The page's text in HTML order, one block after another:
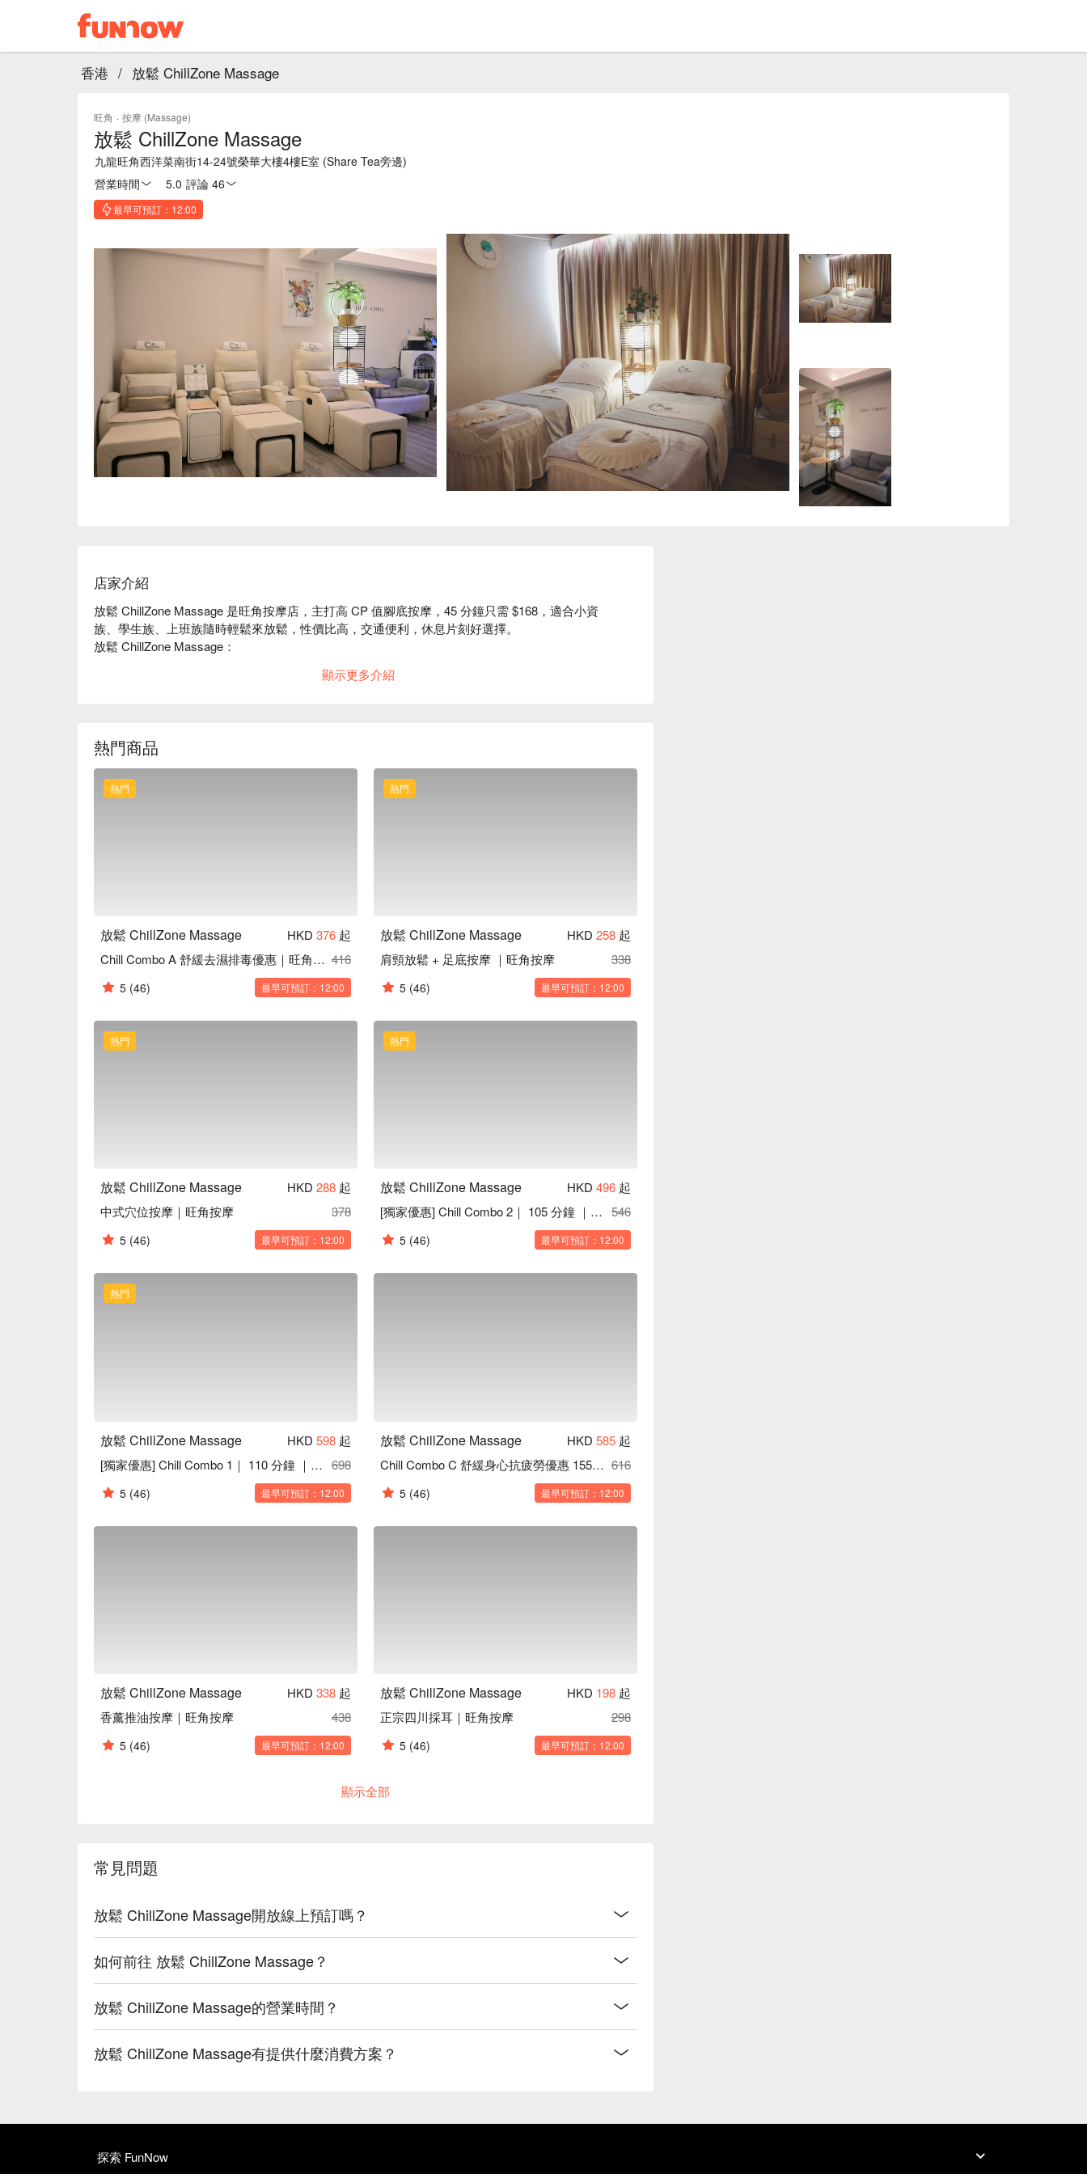
香港 / 放鬆 ChillZone Massage
旺角 · 按摩 (Massage)
放鬆 ChillZone Massage
九龍旺角西洋菜南街14-24號榮華大樓4樓E室 (Share Tea旁邊)
營業時間
5.0 評論 46
最早可預訂：12:00
店家介紹
放鬆 ChillZone Massage 是旺角按摩店，主打高 CP 值腳底按摩，45 分鐘只需 $168，適合小資
族、學生族、上班族隨時輕鬆來放鬆，性價比高，交通便利，休息片刻好選擇。
放鬆 ChillZone Massage：
b. 高性價比足底按摩，按壓舒適到位，是忙碌都市人下班、假日放鬆腳部疲勞的好選擇
顯示更多介紹
熱門商品
熱門
放鬆 ChillZone Massage HKD 376 起
Chill Combo A 舒緩去濕排毒優惠｜旺角按摩 416
5 (46) 最早可預訂：12:00
熱門
放鬆 ChillZone Massage HKD 258 起
肩頸放鬆 + 足底按摩 ｜旺角按摩
338
5 (46) 最早可預訂：12:00
熱門
放鬆 ChillZone Massage HKD 288 起
中式穴位按摩｜旺角按摩
378
5 (46) 最早可預訂：12:00
熱門
放鬆 ChillZone Massage HKD 496 起
[獨家優惠] Chill Combo 2｜ 105 分鐘 ｜旺角按摩 546
5 (46) 最早可預訂：12:00
熱門
放鬆 ChillZone Massage HKD 598 起
[獨家優惠] Chill Combo 1｜ 110 分鐘 ｜旺角按摩 698
5 (46) 最早可預訂：12:00
放鬆 ChillZone Massage HKD 585 起
Chill Combo C 舒緩身心抗疲勞優惠 155分鐘 ｜旺角按摩 616
5 (46) 最早可預訂：12:00
放鬆 ChillZone Massage HKD 338 起
香薰推油按摩｜旺角按摩
438
5 (46) 最早可預訂：12:00
放鬆 ChillZone Massage HKD 198 起
正宗四川採耳｜旺角按摩
298
5 (46) 最早可預訂：12:00
顯示全部
常見問題
放鬆 ChillZone Massage開放線上預訂嗎？
如何前往 放鬆 ChillZone Massage？
放鬆 ChillZone Massage的營業時間？
放鬆 ChillZone Massage有提供什麼消費方案？
探索 FunNow